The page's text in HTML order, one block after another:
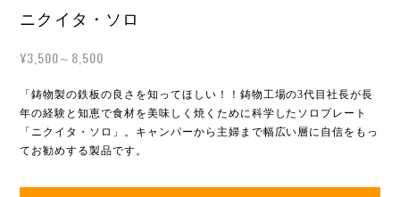
ニクイタ・ソロ
¥3,500～8,500
「鋳物製の鉄板の良さを知ってほしい！！鋳物工場の3代目社長が長
年の経験と知恵で食材を美味しく焼くために科学したソロプレート
「ニクイタ・ソロ」。キャンパーから主婦まで幅広い層に自信をもっ
てお勧めする製品です。